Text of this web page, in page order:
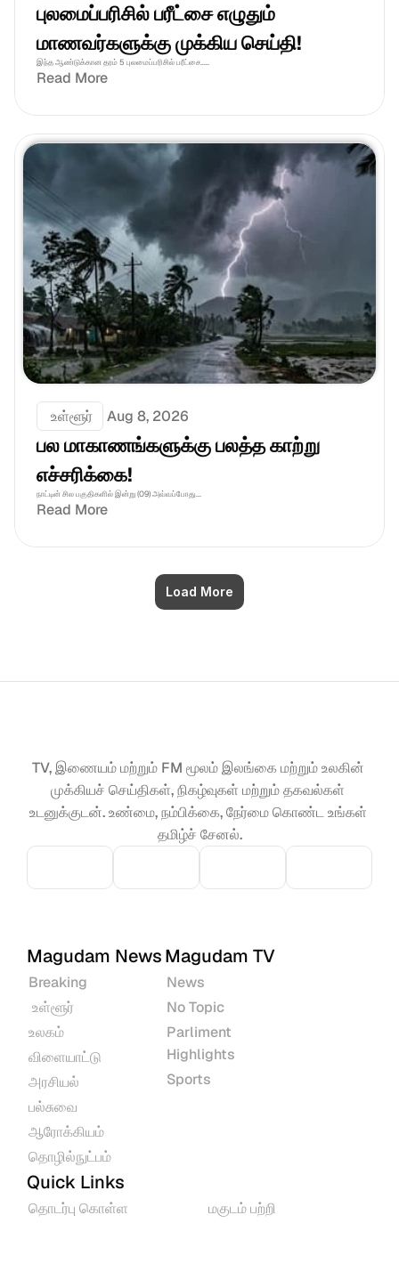
புலமைப்பரிசில் பரீட்சை எழுதும்
மாணவர்களுக்கு முக்கிய செய்தி!
இந்த ஆண்டுக்கான தரம் 5 புலமைப்பரிசில் பரீட்சை.....
Read More
உள்ளூர் Aug 8, 2026
பல மாகாணங்களுக்கு பலத்த காற்று
எச்சரிக்கை!
நாட்டின் சில பகுதிகளில் இன்று (09) அவ்வப்போது...
Read More
Load More
TV, இணையம் மற்றும் FM மூலம் இலங்கை மற்றும் உலகின்
முக்கியச் செய்திகள், நிகழ்வுகள் மற்றும் தகவல்கள்
உடனுக்குடன். உண்மை, நம்பிக்கை, நேர்மை கொண்ட உங்கள்
தமிழ்ச் சேனல்.
Magudam News
Breaking
உள்ளூர்
உலகம்
விளையாட்டு
அரசியல்
பல்சுவை
ஆரோக்கியம்
தொழில்நுட்பம்
Magudam TV
News
No Topic
Parliment
Highlights
Sports
Quick Links
தொடர்பு கொள்ள மகுடம் பற்றி